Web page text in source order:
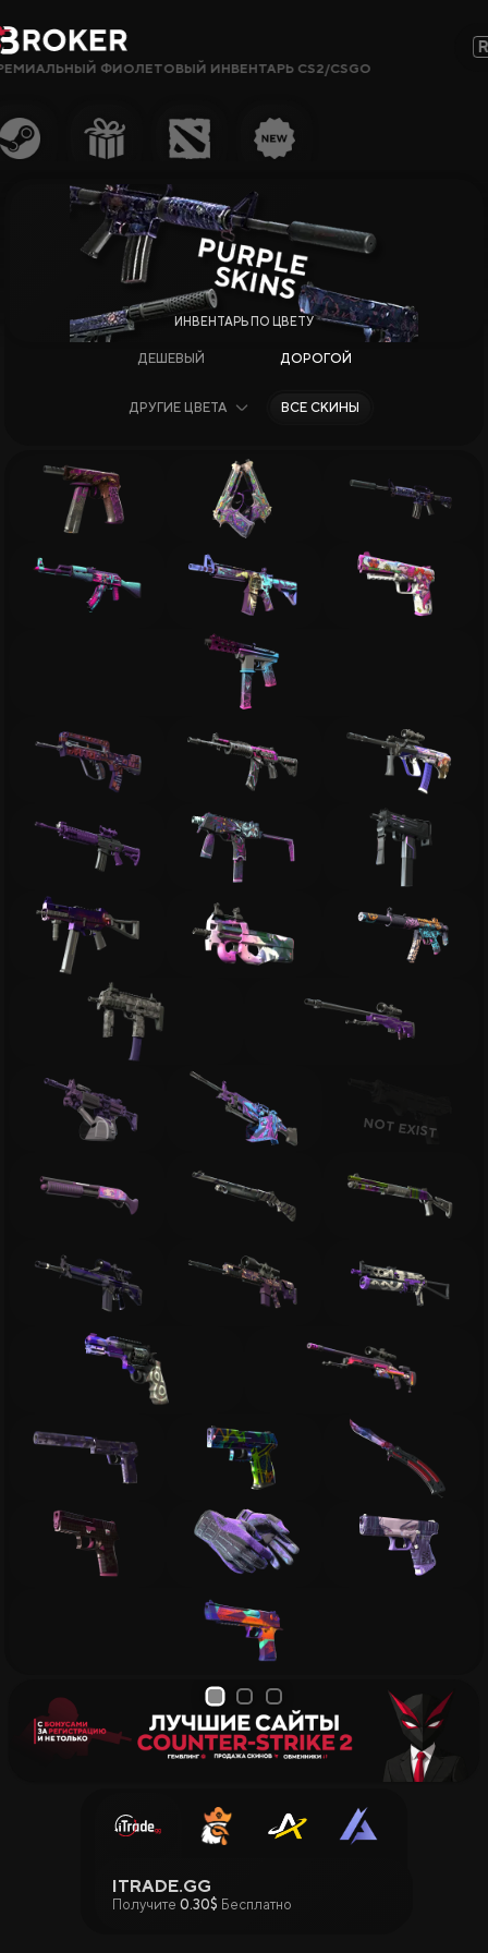
Сайты, Режимы, Бонусы или Ключевые Слова…
Популярное
Сайты CS2
Сайты Steam
Новые Сайты
Вики CS2
Гемблинг
Продажа и Обмен Скинов
Все Сайты
Бонус за Регистрацию
Бонус к Депозиту
Ежедневный Бонус
Бонус к Продаже
Розыгрыши
ФИОЛЕТОВЫЙ ИНВЕНТАРЬ CS2/CSGO
ДЕШЕВЫЙ ДОРОГОЙ
ДРУГИЕ ЦВЕТА ВСЕ СКИНЫ
1 2 3
ITRADE.GG
Получите 0.30$ Бесплатно